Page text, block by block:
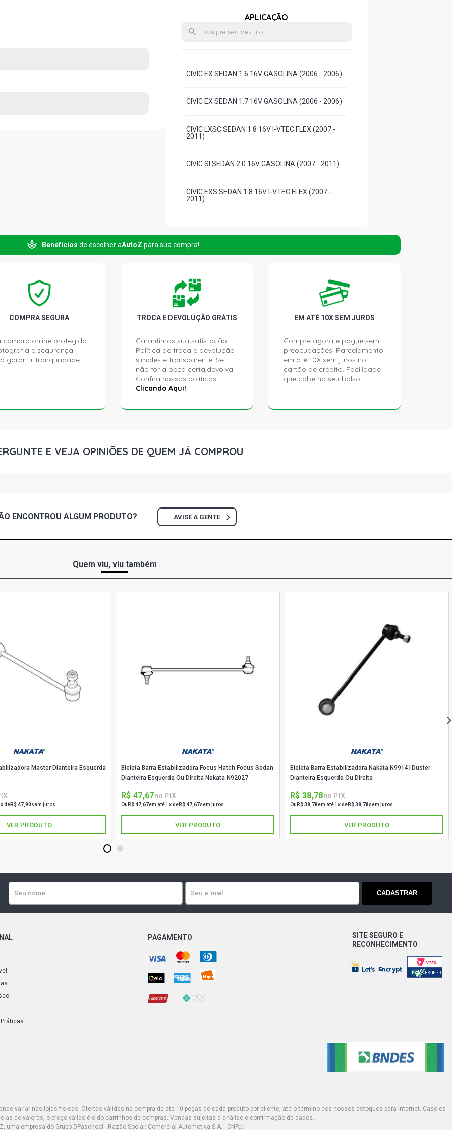
APLICAÇÃO
CIVIC EX SEDAN 1.6 16V GASOLINA (2006 - 2006)
CIVIC EX SEDAN 1.7 16V GASOLINA (2006 - 2006)
CIVIC LXSC SEDAN 1.8 16V I-VTEC FLEX (2007 -
2011)
CIVIC SI SEDAN 2.0 16V GASOLINA (2007 - 2011)
CIVIC EXS SEDAN 1.8 16V I-VTEC FLEX (2007 -
2011)
2011)
Benefícios de escolher aAutoZ para sua compra!
COMPRA SEGURA
compra online protegida.
e segurança
garantir tranquilidade.
TROCA E DEVOLUÇÃO GRÁTIS
Garantimos sua satisfação!
Política de troca e devolução
simples e transparente. Se
não for a peça certa,devolva.
Confira nossas políticas
Clicando Aqui!
EM ATÉ 10X SEM JUROS
Compre agora e pague sem
preocupações! Parcelamento
em até 10X sem juros no
cartão de crédito. Facilidade
que cabe no seu bolso.
E VEJA OPINIÕES DE QUEM JÁ COMPROU
ENCONTROU ALGUM PRODUTO? AVISE A GENTE
Quem viu, viu também
Master Dianteira Esquerda
deR$ 47,90sem juros
VER PRODUTO
Bieleta Barra Estabilizadora Focus Hatch Focus Sedan
Dianteira Esquerda Ou Direita Nakata N92027
R$ 47,67no PIX
Ou R$ 47,67em até 1x deR$ 47,67sem juros
VER PRODUTO
Bieleta Barra Estabilizadora Nakata N99141Duster
Dianteira Esquerda Ou Direita
R$ 38,78no PIX
Ou R$ 38,78em até 1x deR$ 38,78sem juros
VER PRODUTO
1 2
CADASTRAR
PAGAMENTO
SITE SEGURO E
RECONHECIMENTO
variar nas lojas físicas. Ofertas válidas na compra de até 10 peças de cada produto por cliente, até o término dos nossos estoques para internet. Caso os
de valores, o preço válido é o do carrinhos de compras. Vendas sujeitas a análise e confirmação de dados.
uma empresa do Grupo DPaschoal - Razão Social: Comercial Automotiva S.A. - CNPJ: